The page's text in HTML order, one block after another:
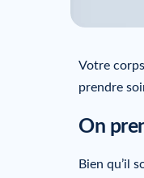
Votre
prendre
On
Bien qu’il